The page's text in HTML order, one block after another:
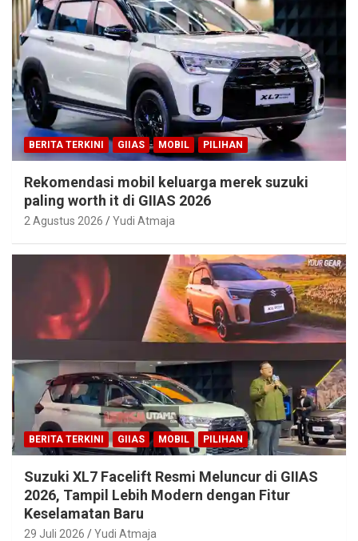
BERITA TERKINI GIIAS MOBIL PILIHAN
Rekomendasi mobil keluarga merek suzuki
paling worth it di GIIAS 2026
2 Agustus 2026 Yudi Atmaja
BERITA TERKINI GIIAS MOBIL PILIHAN
Suzuki XL7 Facelift Resmi Meluncur di GIIAS
2026, Tampil Lebih Modern dengan Fitur
Keselamatan Baru
29 Juli 2026 Yudi Atmaja